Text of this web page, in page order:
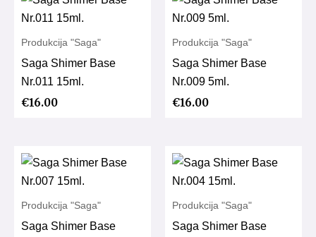
Produkcija "Saga"
Saga Shimer Base
Nr.011 15ml.
€16.00
Produkcija "Saga"
Saga Shimer Base
Nr.009 5ml.
€16.00
Produkcija "Saga"
Saga Shimer Base
Produkcija "Saga"
Saga Shimer Base